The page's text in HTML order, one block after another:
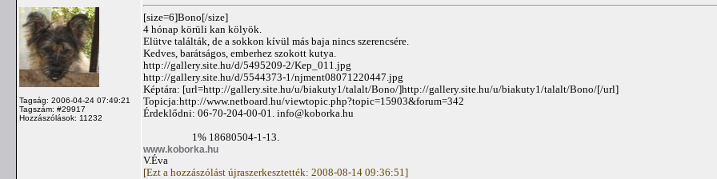
Tagság: 2006-04-24 07:49:21
Tagszám: #29917
Hozzászólások: 11232
[size=6]Bono[/size]
4 hónap körüli kan kölyök.
Elütve találták, de a sokkon kívül más baja nincs szerencsére.
Kedves, barátságos, emberhez szokott kutya.
http://gallery.site.hu/d/5495209-2/Kep_011.jpg
http://gallery.site.hu/d/5544373-1/njment08071220447.jpg
Képtára: [url=http://gallery.site.hu/u/biakuty1/talalt/Bono/]http://gallery.site.hu/u/biakuty1/talalt/Bono/[/url]
Topicja:http://www.netboard.hu/viewtopic.php?topic=15903&forum=342
Érdeklődni: 06-70-204-00-01. info@koborka.hu
1% 18680504-1-13.
www.koborka.hu
V.Éva
[Ezt a hozzászólást újraszerkesztették: 2008-08-14 09:36:51]